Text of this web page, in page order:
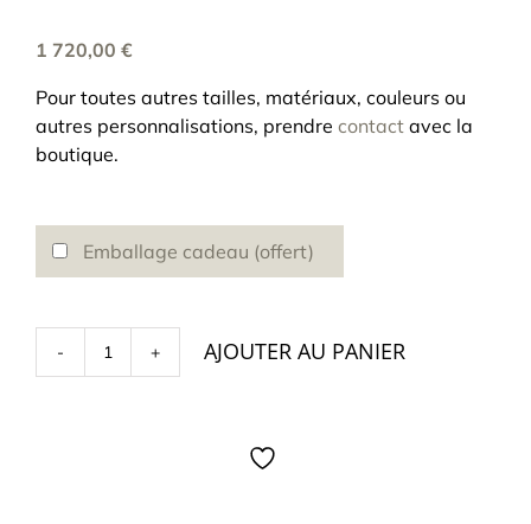
1 720,00 €
Pour toutes autres tailles, matériaux, couleurs ou
autres personnalisations, prendre contact avec la
boutique.
Emballage cadeau (offert)
quantité
AJOUTER AU PANIER